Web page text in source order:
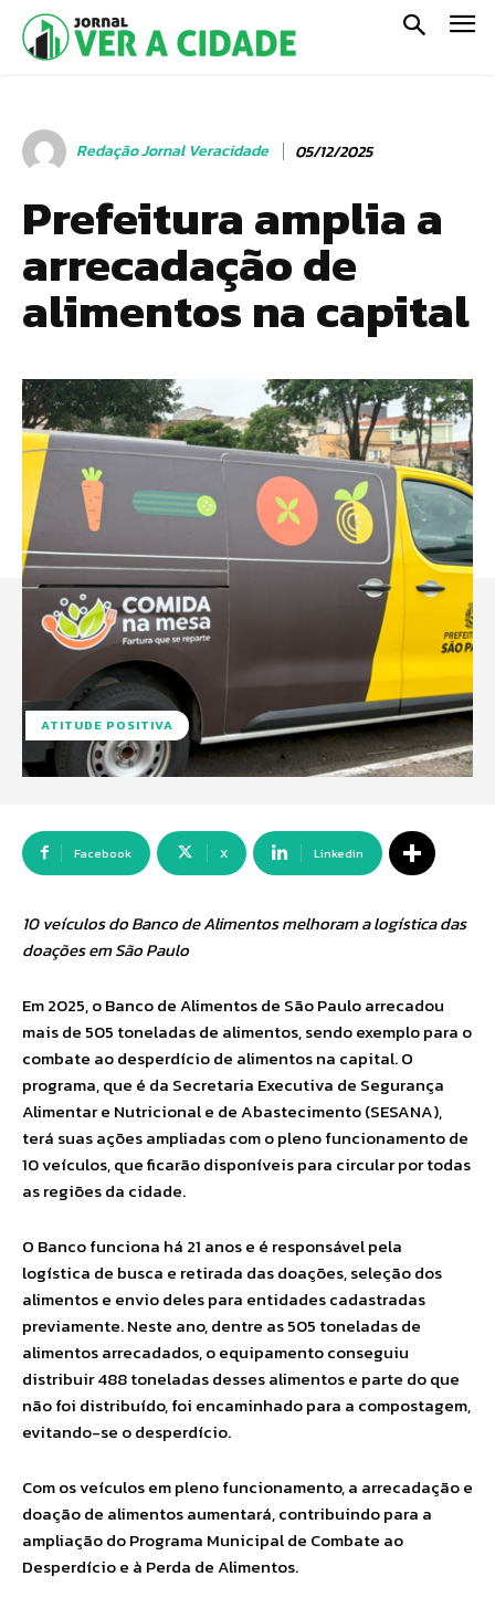
Redação Jornal Veracidade 05/12/2025
Prefeitura amplia a
arrecadação de
alimentos na capital
ATITUDE POSITIVA
Facebook X Linkedin
10 veículos do Banco de Alimentos melhoram a logística das
doações em São Paulo
Em 2025, o Banco de Alimentos de São Paulo arrecadou
mais de 505 toneladas de alimentos, sendo exemplo para o
combate ao desperdício de alimentos na capital. O
programa, que é da Secretaria Executiva de Segurança
Alimentar e Nutricional e de Abastecimento (SESANA),
terá suas ações ampliadas com o pleno funcionamento de
10 veículos, que ficarão disponíveis para circular por todas
as regiões da cidade.
O Banco funciona há 21 anos e é responsável pela
logística de busca e retirada das doações, seleção dos
alimentos e envio deles para entidades cadastradas
previamente. Neste ano, dentre as 505 toneladas de
alimentos arrecadados, o equipamento conseguiu
distribuir 488 toneladas desses alimentos e parte do que
não foi distribuído, foi encaminhado para a compostagem,
evitando-se o desperdício.
Com os veículos em pleno funcionamento, a arrecadação e
doação de alimentos aumentará, contribuindo para a
ampliação do Programa Municipal de Combate ao
Desperdício e à Perda de Alimentos.